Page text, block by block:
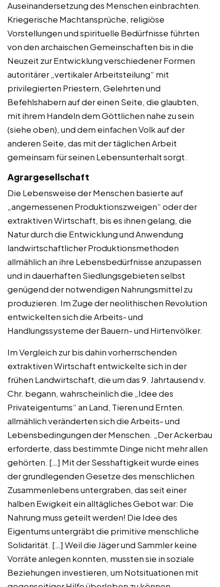
Auseinandersetzung des Menschen einbrachten.
Kriegerische Machtansprüche, religiöse
Vorstellungen und spirituelle Bedürfnisse führten
von den archaischen Gemeinschaften bis in die
Neuzeit zur Entwicklung verschiedener Formen
autoritärer „vertikaler Arbeitsteilung“ mit
privilegierten Priestern, Gelehrten und
Befehlshabern auf der einen Seite, die glaubten,
mit ihrem Handeln dem Göttlichen nahe zu sein
(siehe oben), und dem einfachen Volk auf der
anderen Seite, das mit der täglichen Arbeit
gemeinsam für seinen Lebensunterhalt sorgt.
Agrargesellschaft
Die Lebensweise der Menschen basierte auf
„angemessenen Produktionszweigen“ oder der
extraktiven Wirtschaft, bis es ihnen gelang, die
Natur durch die Entwicklung und Anwendung
landwirtschaftlicher Produktionsmethoden
allmählich an ihre Lebensbedürfnisse anzupassen
und in dauerhaften Siedlungsgebieten selbst
genügend der notwendigen Nahrungsmittel zu
produzieren. Im Zuge der neolithischen Revolution
entwickelten sich die Arbeits- und
Handlungssysteme der Bauern- und Hirtenvölker.
Im Vergleich zur bis dahin vorherrschenden
extraktiven Wirtschaft entwickelte sich in der
frühen Landwirtschaft, die um das 9. Jahrtausend v.
Chr. begann, wahrscheinlich die „Idee des
Privateigentums“ an Land, Tieren und Ernten.
allmählich veränderten sich die Arbeits- und
Lebensbedingungen der Menschen. „Der Ackerbau
erforderte, dass bestimmte Dinge nicht mehr allen
gehörten. […] Mit der Sesshaftigkeit wurde eines
der grundlegenden Gesetze des menschlichen
Zusammenlebens untergraben, das seit einer
halben Ewigkeit ein alltägliches Gebot war: Die
Nahrung muss geteilt werden! Die Idee des
Eigentums untergräbt die primitive menschliche
Solidarität. […] Weil die Jäger und Sammler keine
Vorräte anlegen konnten, mussten sie in soziale
Beziehungen investieren, um Notsituationen mit